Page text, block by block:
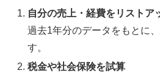
自分の売上・経費をリストア
過去1年分のデータをもとに
す。
税金や社会保険を試算